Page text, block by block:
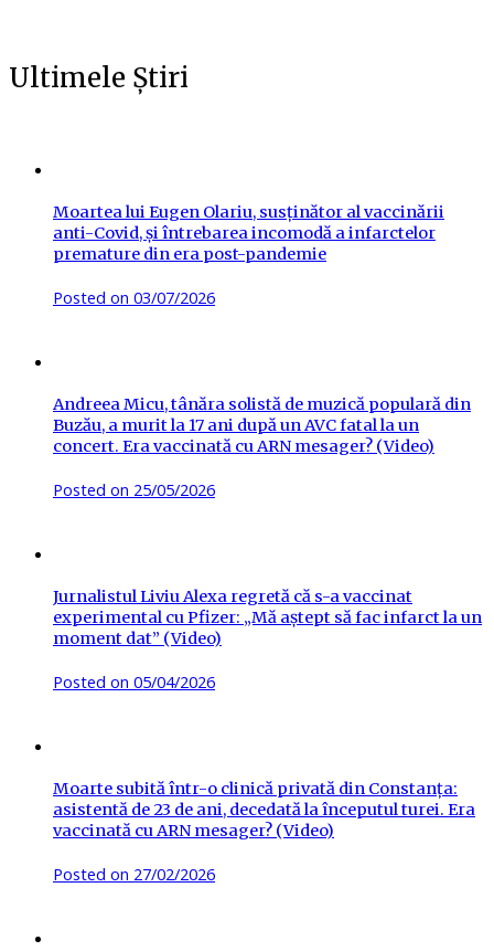
Ultimele Știri
Moartea lui Eugen Olariu, susținător al vaccinării
anti-Covid, și întrebarea incomodă a infarctelor
premature din era post-pandemie
Posted on 03/07/2026
Andreea Micu, tânăra solistă de muzică populară din
Buzău, a murit la 17 ani după un AVC fatal la un
concert. Era vaccinată cu ARN mesager? (Video)
Posted on 25/05/2026
Jurnalistul Liviu Alexa regretă că s-a vaccinat
experimental cu Pfizer: „Mă aștept să fac infarct la un
moment dat” (Video)
Posted on 05/04/2026
Moarte subită într-o clinică privată din Constanța:
asistentă de 23 de ani, decedată la începutul turei. Era
vaccinată cu ARN mesager? (Video)
Posted on 27/02/2026